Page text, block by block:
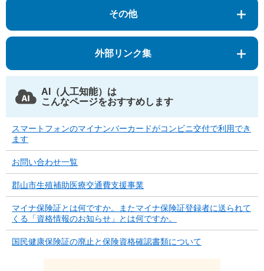
その他
外部リンク集
AI（人工知能）は
こんなページをおすすめします
スマートフォンのマイナンバーカードがコンビニ交付で利用でき
ます
お問い合わせ一覧
郡山市生殖補助医療交通費支援事業
マイナ保険証とは何ですか。またマイナ保険証登録者に送られて
くる「資格情報のお知らせ」とは何ですか。
国民健康保険証の廃止と保険資格確認書類について